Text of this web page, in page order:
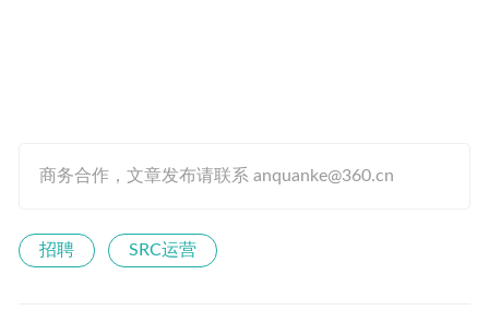
商务合作，文章发布请联系 anquanke@360.cn
招聘 SRC运营